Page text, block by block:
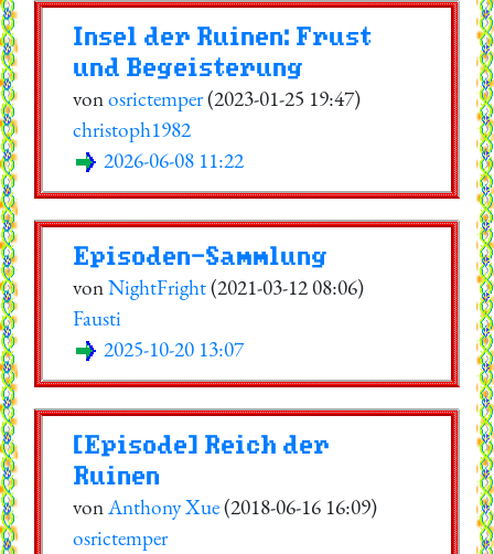
Insel der Ruinen: Frust
und Begeisterung
vonosrictemper(2023-01-25 19:47)
christoph1982
2026-06-08 11:22
Episoden-Sammlung
vonNightFright(2021-03-12 08:06)
Fausti
2025-10-20 13:07
[Episode] Reich der
Ruinen
vonAnthony Xue(2018-06-16 16:09)
osrictemper